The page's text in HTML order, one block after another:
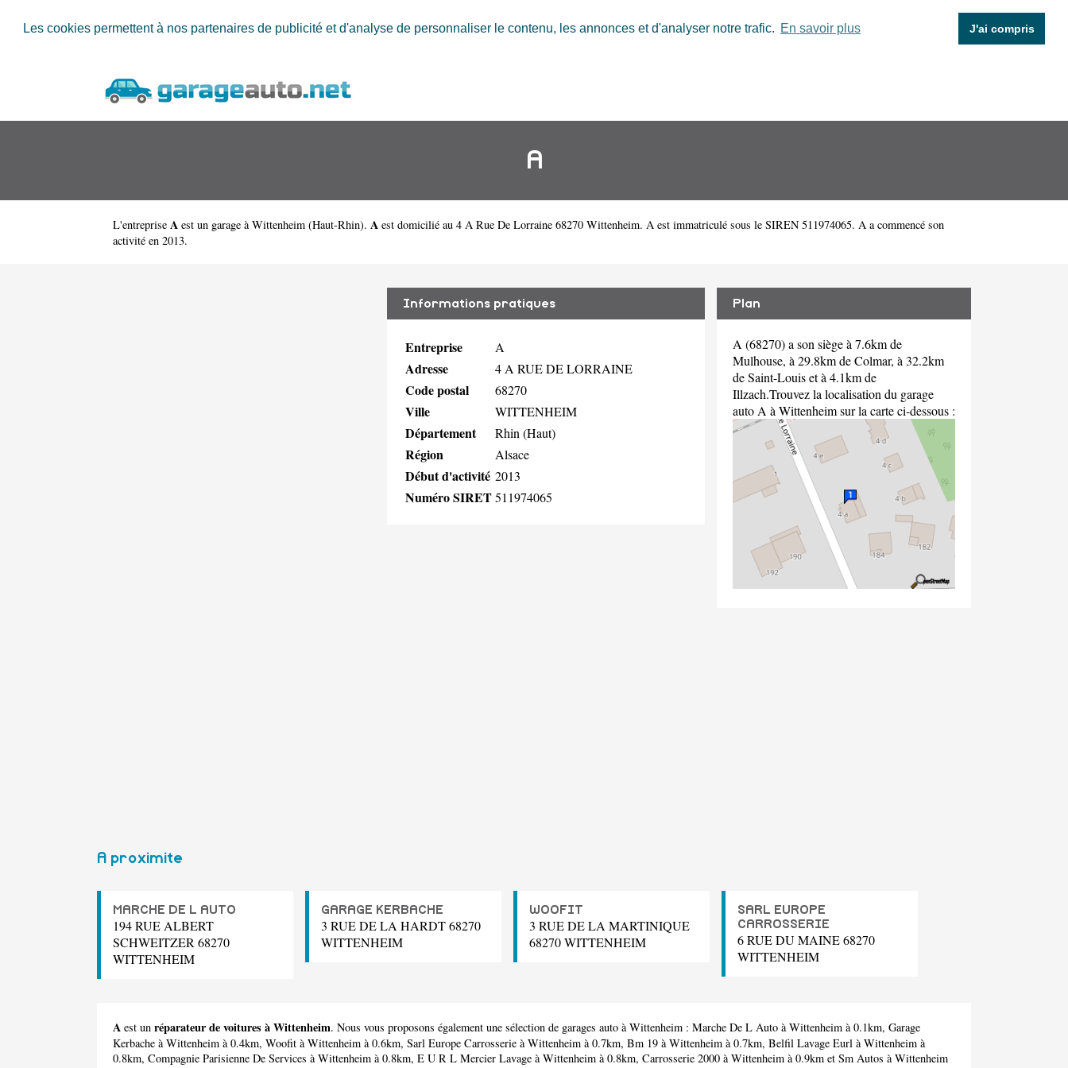
Les cookies permettent à nos partenaires de publicité et d'analyse de personnaliser le contenu, les annonces et d'analyser notre trafic. En savoir plus J'ai compris
A
L'entreprise A est un garage à Wittenheim (Haut-Rhin). A est domicilié au 4 A Rue De Lorraine 68270 Wittenheim. A est immatriculé sous le SIREN 511974065. A a commencé son
activité en 2013.
Informations pratiques
Entreprise A
Adresse 4 A RUE DE LORRAINE
Code postal 68270
Ville WITTENHEIM
Département Rhin (Haut)
Région Alsace
Début d'activité 2013
Numéro SIRET511974065
Plan
A (68270) a son siège à 7.6km de
Mulhouse, à 29.8km de Colmar, à 32.2km
de Saint-Louis et à 4.1km de
Illzach.Trouvez la localisation du garage
auto A à Wittenheim sur la carte ci-dessous :
A proximite
MARCHE DE L AUTO
194 RUE ALBERT
SCHWEITZER 68270
WITTENHEIM
GARAGE KERBACHE
3 RUE DE LA HARDT 68270
WITTENHEIM
WOOFIT
3 RUE DE LA MARTINIQUE
68270 WITTENHEIM
SARL EUROPE
CARROSSERIE
6 RUE DU MAINE 68270
WITTENHEIM
A est un réparateur de voitures à Wittenheim. Nous vous proposons également une sélection de garages auto à Wittenheim : Marche De L Auto à Wittenheim à 0.1km, Garage
Kerbache à Wittenheim à 0.4km, Woofit à Wittenheim à 0.6km, Sarl Europe Carrosserie à Wittenheim à 0.7km, Bm 19 à Wittenheim à 0.7km, Belfil Lavage Eurl à Wittenheim à
0.8km, Compagnie Parisienne De Services à Wittenheim à 0.8km, E U R L Mercier Lavage à Wittenheim à 0.8km, Carrosserie 2000 à Wittenheim à 0.9km et Sm Autos à Wittenheim